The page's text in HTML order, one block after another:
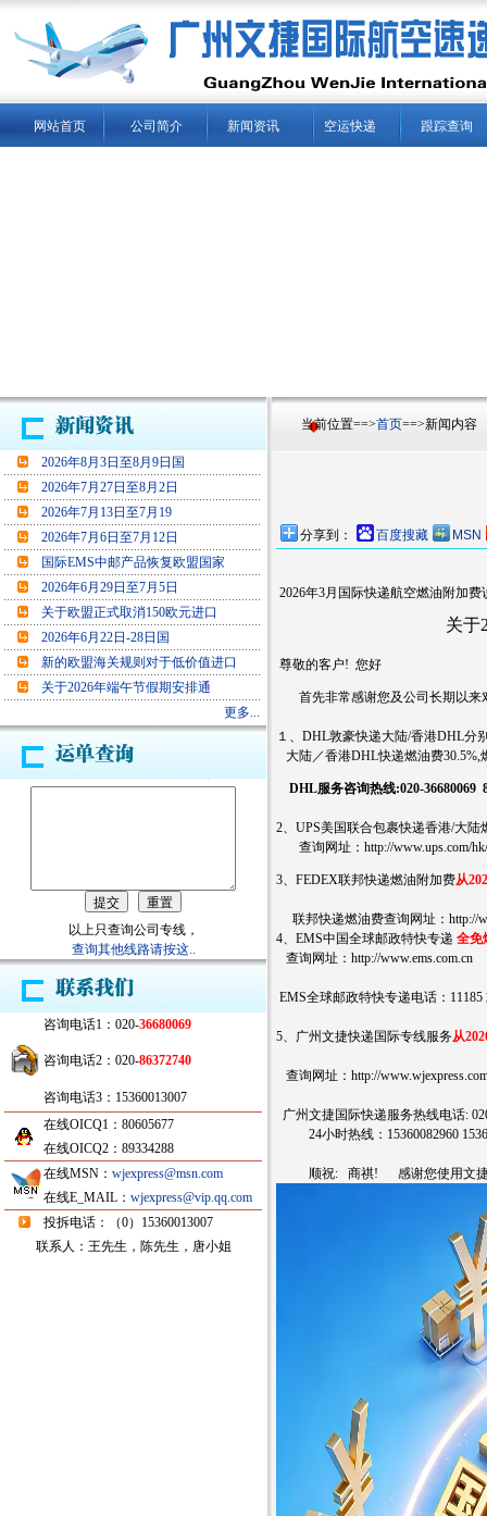
网站首页 公司简介 新闻资讯 空运快递 跟踪查询
2026年8月3日至8月9日国
2026年7月27日至8月2日
2026年7月13日至7月19
2026年7月6日至7月12日
国际EMS中邮产品恢复欧盟国家
2026年6月29日至7月5日
关于欧盟正式取消150欧元进口
2026年6月22日-28日国
新的欧盟海关规则对于低价值进口
关于2026年端午节假期安排通
更多...
以上只查询公司专线，
查询其他线路请按这..
咨询电话1：020-36680069
咨询电话2：020-86372740
咨询电话3：15360013007
在线OICQ1：80605677
在线OICQ2：89334288
在线MSN： wjexpress@msn.com
在线E_MAIL： wjexpress@vip.qq.com
投拆电话：（0）15360013007
联系人：王先生，陈先生，唐小姐
当前位置==>首页==>新闻内容
分享到： 百度搜藏 MSN
2026年3月国际快递航空燃油附加费
关于2026年03月
尊敬的客户! 您好
首先非常感谢您及公司长期以来
１、DHL敦豪快递大陆/香港DHL分
大陆／香港DHL快递燃油费
DHL服务咨询热线:020-36680069
2、UPS美国联合包裹快递香港/大陆
查询网址：http://www.ups.com/hk/
3、FEDEX联邦快递燃油附加费从
联邦快递燃油费查询网址：http://
4、EMS中国全球邮政特快专递 全免
查询网址： http://www.ems.com.cn
EMS全球邮政特快专递电话：
5、广州文捷快递国际专线服务从
查询网址： http://
广州文捷国际快递服务热线电话:
24小时热线：15360082960
顺祝: 商祺! 感谢您使用文捷